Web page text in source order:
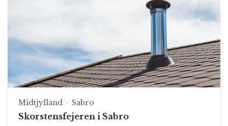
Midtjylland Sabro
Skorstensfejeren i Sabro